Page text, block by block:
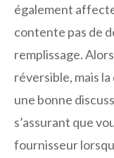
également
contente pas de
remplissage.
réversible, mais
une bonne
s’assurant que
fournisseur